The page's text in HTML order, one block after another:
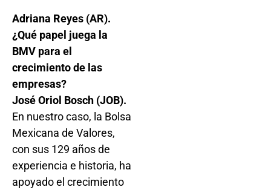
Adriana Reyes (AR).
¿Qué papel juega la
BMV para el
crecimiento de las
empresas?
José Oriol Bosch (JOB).
En nuestro caso, la Bolsa
Mexicana de Valores,
con sus 129 años de
experiencia e historia, ha
apoyado el crecimiento